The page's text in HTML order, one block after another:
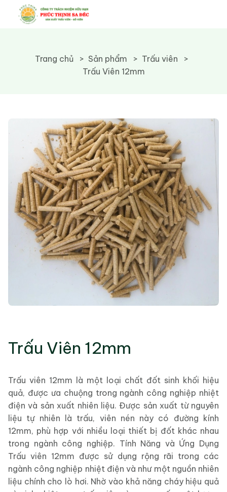
Trang chủ Sản phẩm
Trấu viên
Trấu Viên 12mm
Trấu Viên 12mm
Trấu viên 12mm là một loại chất đốt sinh khối hiệu
quả, được ưa chuộng trong ngành công nghiệp nhiệt
điện và sản xuất nhiên liệu. Được sản xuất từ nguyên
liệu tự nhiên là trấu, viên nén này có đường kính
12mm, phù hợp với nhiều loại thiết bị đốt khác nhau
trong ngành công nghiệp. Tính Năng và Ứng Dụng
Trấu viên 12mm được sử dụng rộng rãi trong các
ngành công nghiệp nhiệt điện và như một nguồn nhiên
liệu chính cho lò hơi. Nhờ vào khả năng cháy hiệu quả